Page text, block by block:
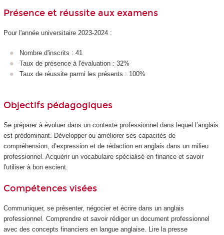
Présence et réussite aux examens
Pour l'année universitaire 2023-2024 :
Nombre d'inscrits : 41
Taux de présence à l'évaluation : 32%
Taux de réussite parmi les présents : 100%
Objectifs pédagogiques
Se préparer à évoluer dans un contexte professionnel dans lequel l’anglais
est prédominant. Développer ou améliorer ses capacités de
compréhension, d’expression et de rédaction en anglais dans un milieu
professionnel. Acquérir un vocabulaire spécialisé en finance et savoir
l'utiliser à bon escient.
Compétences visées
Communiquer, se présenter, négocier et écrire dans un anglais
professionnel. Comprendre et savoir rédiger un document professionnel
avec des concepts financiers en langue anglaise. Lire la presse